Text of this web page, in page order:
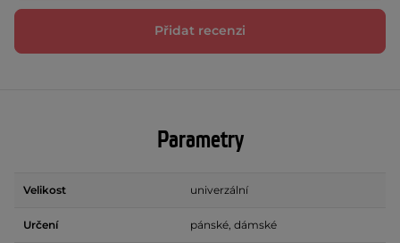
Přidat recenzi
Parametry
Velikost univerzální
Určení pánské, dámské